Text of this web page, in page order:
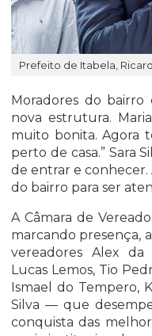
Prefeito de Itabela,
Moradores do bairro
nova estrutura.
muito bonita. Agora
perto de casa.” Sara
de entrar e conhecer.
do bairro para ser
A Câmara de
marcando presença,
vereadores Alex da
Lucas Lemos, Tio
Ismael do Tempero,
Silva — que
conquista das